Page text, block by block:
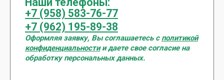
+7 (958) 583-76-77
+7 (962) 195-89-38
Оформляя заявку, Вы соглашаетесь с политикой
конфиденциальностии даете свое согласие на
обработку персональных данных.